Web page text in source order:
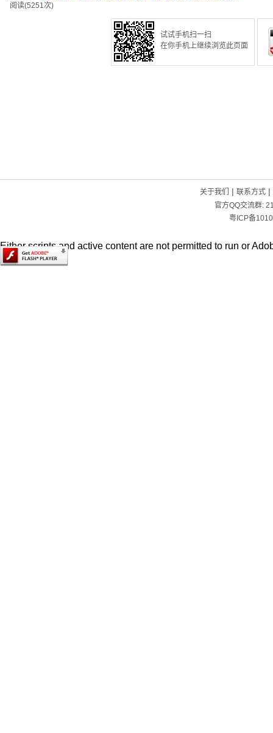
阅读(5251次)
试试手机扫一扫
在你手机上继续浏览此页面
关于我们 | 联系方式|
官方QQ交流群:
粤ICP备
Either scripts and active content are not permitted to run or